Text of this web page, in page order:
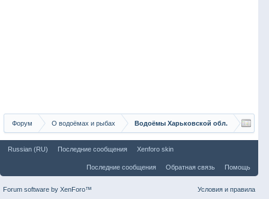
Форум О водоёмах и рыбах Водоёмы Харьковской обл.
Russian (RU) Последние сообщения Xenforo skin
Последние сообщения Обратная связь Помощь
Условия и правила
Forum software by XenForo™